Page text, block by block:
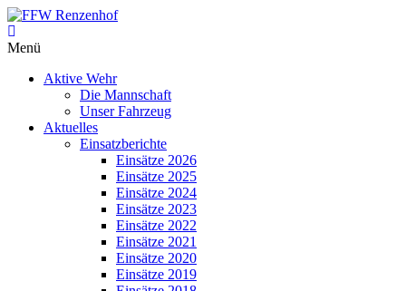
Zum
Inhalt
springen
FFW
Renzenhof
Löschen
Menü
Aktive Wehr
Die Mannschaft
Unser Fahrzeug
Aktuelles
Einsatzberichte
Einsätze 2026
Einsätze 2025
Einsätze 2024
Einsätze 2023
Einsätze 2022
Einsätze 2021
Einsätze 2020
Einsätze 2019